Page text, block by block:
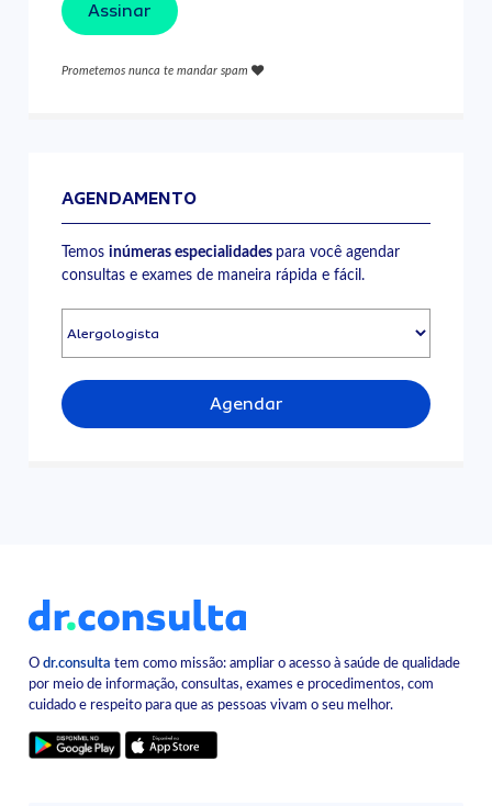
Assinar
Prometemos nunca te mandar spam
AGENDAMENTO
Temosinúmeras especialidades para você agendar
consultas e exames de maneira rápida e fácil.
Agendar
Odr.consulta tem como missão: ampliar o acesso à saúde de qualidade
por meio de informação, consultas, exames e procedimentos, com
cuidado e respeito para que as pessoas vivam o seu melhor.